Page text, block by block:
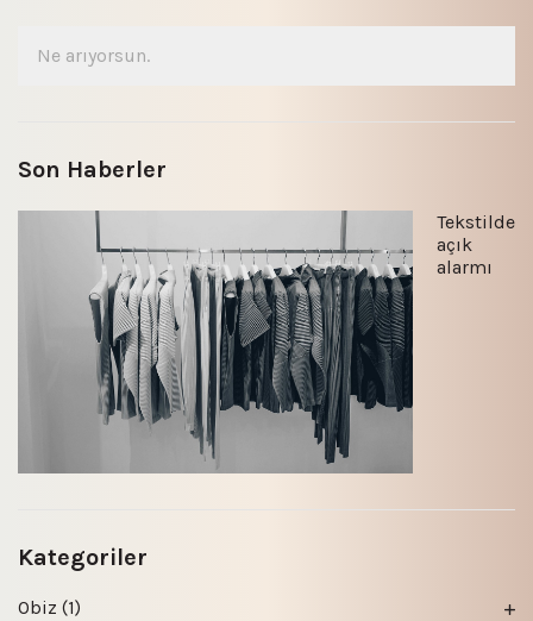
Son Haberler
Tekstilde
açık
alarmı
Kategoriler
Obiz (1)